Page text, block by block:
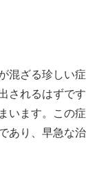
混ざる珍しい症
されるはずです
います。この症
あり、早急な治